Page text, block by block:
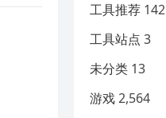
工具推荐 142
工具站点 3
未分类 13
游戏2,564